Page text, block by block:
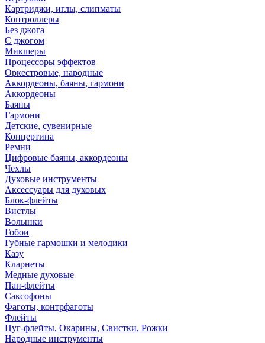
Картриджи, иглы, слипматы
Контроллеры
Без джога
С джогом
Микшеры
Процессоры эффектов
Оркестровые, народные
Аккордеоны, баяны, гармони
Аккордеоны
Баяны
Гармони
Детские, сувенирные
Концертина
Ремни
Цифровые баяны, аккордеоны
Чехлы
Духовые инструменты
Аксессуары для духовых
Блок-флейты
Вистлы
Волынки
Гобои
Губные гармошки и мелодики
Казу
Кларнеты
Медные духовые
Пан-флейты
Саксофоны
Фаготы, контрфаготы
Флейты
Цуг-флейты, Окарины, Свистки, Рожки
Народные инструменты